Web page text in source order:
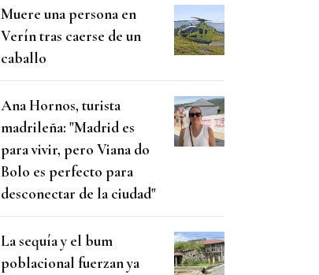
Muere una persona en
Verín tras caerse de un
caballo
Ana Hornos, turista
madrileña: "Madrid es
para vivir, pero Viana do
Bolo es perfecto para
desconectar de la ciudad"
La sequía y el bum
poblacional fuerzan ya